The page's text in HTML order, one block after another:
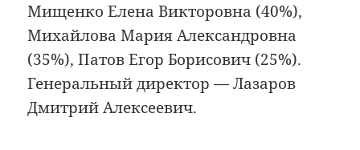
Мищенко Елена Викторовна (40%),
Михайлова Мария Александровна
(35%), Патов Егор Борисович (25%).
Генеральный директор — Лазаров
Дмитрий Алексеевич.